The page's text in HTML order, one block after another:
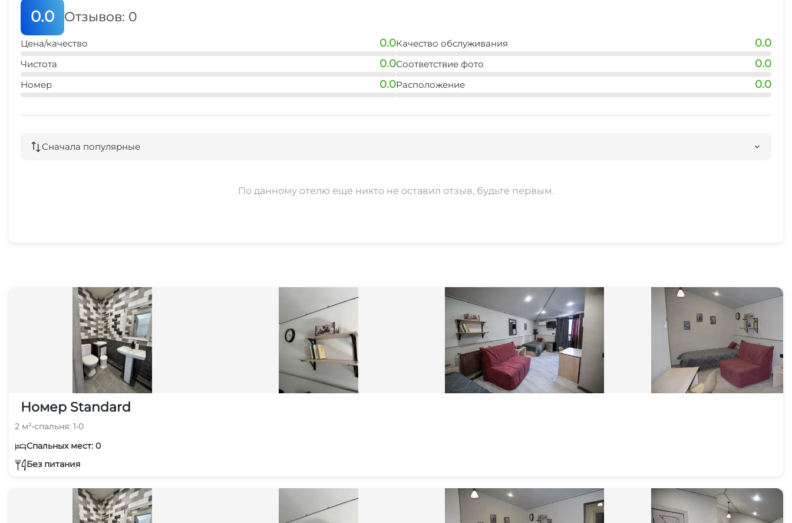
0.0 Отзывов: 0
Цена/качество 0.0
Чистота 0.0
Номер 0.0
Качество обслуживания 0.0
Соответствие фото 0.0
Расположение 0.0
Сначала популярные
По данному отелю еще никто не оставил отзыв, будьте первым.
Номер Standard
2 м²•спальня: 1•0
Спальных мест: 0
Без питания